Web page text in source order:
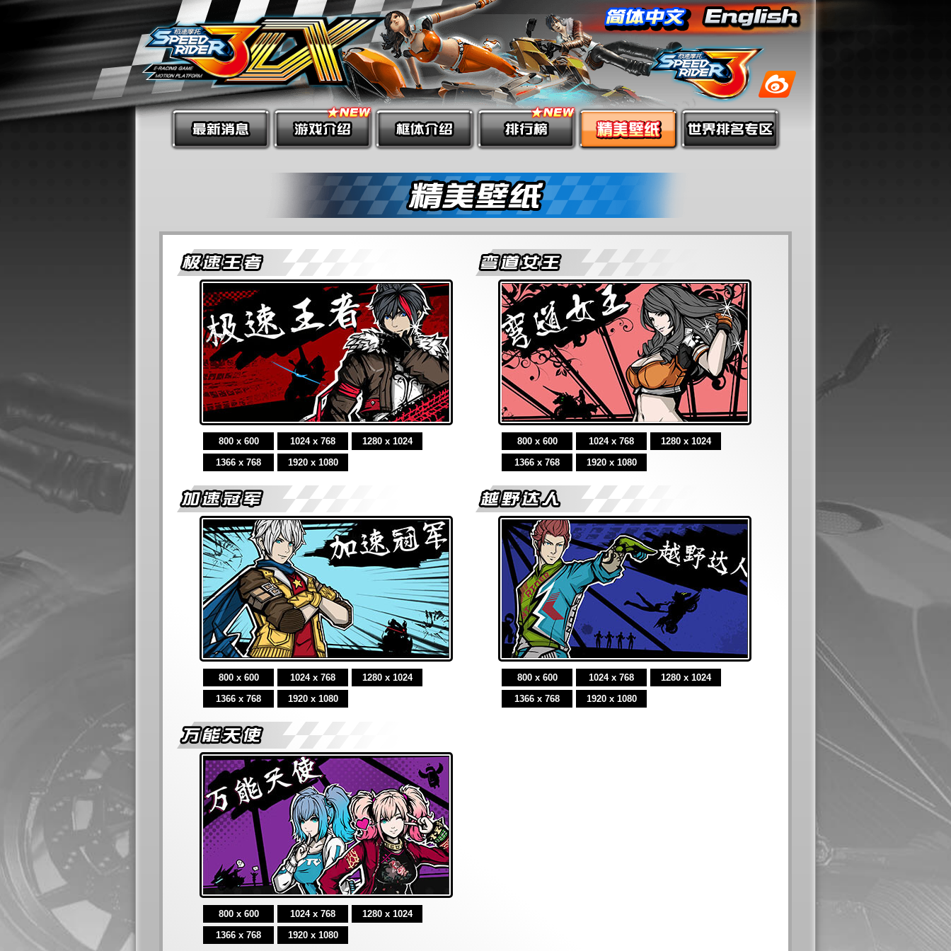
800 x 600 1024 x 768
1280 x 1024
1366 x 768
1920 x 1080
800 x 600 1024 x 768
1280 x 1024
1366 x 768
1920 x 1080
800 x 600 1024 x 768
1280 x 1024
1366 x 768
1920 x 1080
800 x 600 1024 x 768
1280 x 1024
1366 x 768
1920 x 1080
800 x 600 1024 x 768
1280 x 1024
1366 x 768
1920 x 1080